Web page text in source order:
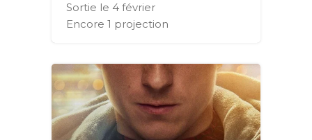
Sortie le 4 février
Encore 1 projection